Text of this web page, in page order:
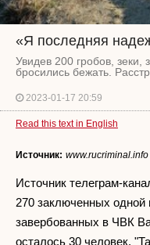
«Я последняя
Увидев 200 гробов, зеки,
бросились бежать.
2023-01-17 20:59
Read this text in English
Источник: www.rucriminal.info
Источник телеграм-
270 заключенных одной
завербованных в ЧВК
осталось 30 человек.